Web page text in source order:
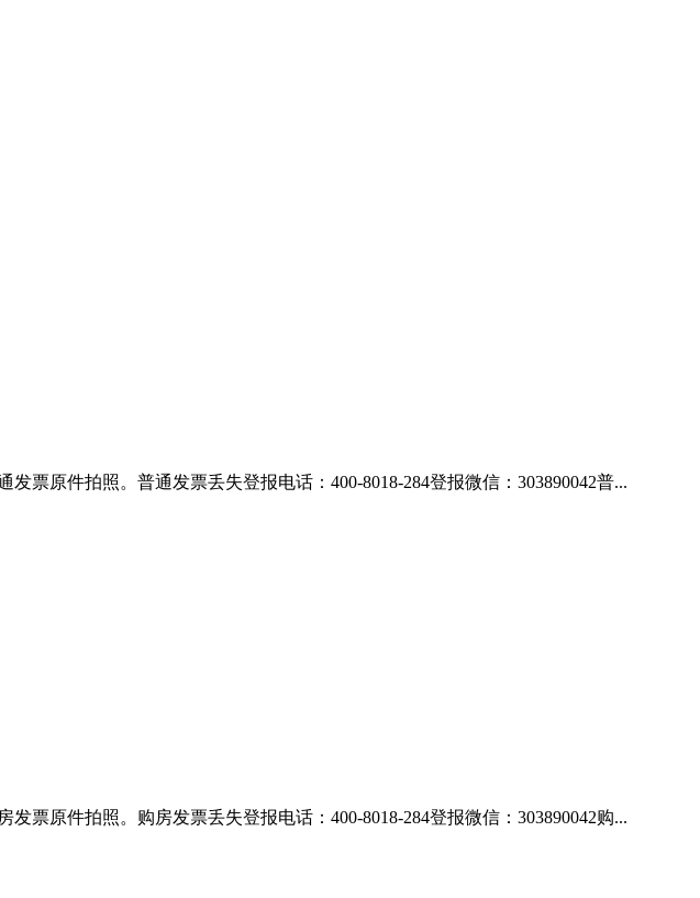
票原件拍照。普通发票丢失登报电话：400-8018-284登报微信：303890042普...
票原件拍照。购房发票丢失登报电话：400-8018-284登报微信：303890042购...